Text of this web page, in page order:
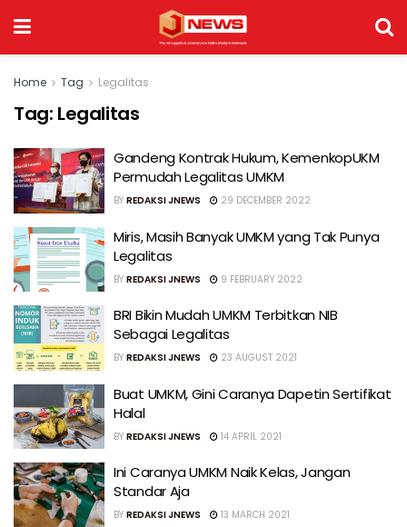
Home Tag Legalitas
Tag: Legalitas
Gandeng Kontrak Hukum, KemenkopUKM
Permudah Legalitas UMKM
BY REDAKSI JNEWS 29 DECEMBER 2022
Miris, Masih Banyak UMKM yang Tak Punya
Legalitas
BY REDAKSI JNEWS 9 FEBRUARY 2022
BRI Bikin Mudah UMKM Terbitkan NIB
Sebagai Legalitas
BY REDAKSI JNEWS 23 AUGUST 2021
Buat UMKM, Gini Caranya Dapetin Sertifikat
Halal
BY REDAKSI JNEWS 14 APRIL 2021
Ini Caranya UMKM Naik Kelas, Jangan
Standar Aja
BY REDAKSI JNEWS 13 MARCH 2021